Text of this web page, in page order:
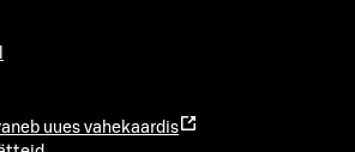
uues vahekaardis